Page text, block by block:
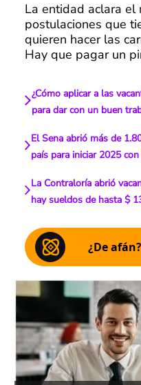
La entidad aclara el
postulaciones que
quieren hacer las
Hay que pagar un
¿Cómo aplicar a las
para dar con un buen
El Sena abrió más de
país para iniciar 2025
La Contraloría abrió
hay sueldos de hasta $
¿De afán?